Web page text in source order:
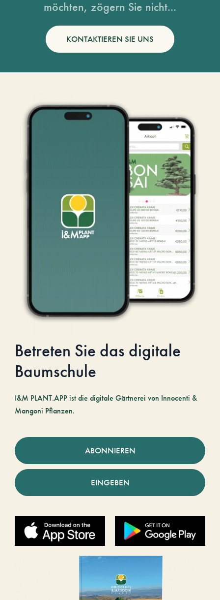
möchten, zögern Sie nicht...
KONTAKTIEREN SIE UNS
Betreten Sie das digitale
Baumschule
I&M PLANT.APP ist die digitale Gärtnerei von Innocenti &
Mangoni Pflanzen.
ABONNIEREN
EINGEBEN